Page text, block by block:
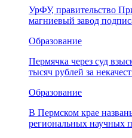
УрФУ, правительство
магниевый завод
Образование
Пермячка через суд
тысяч рублей за
Образование
В Пермском крае
региональных научных